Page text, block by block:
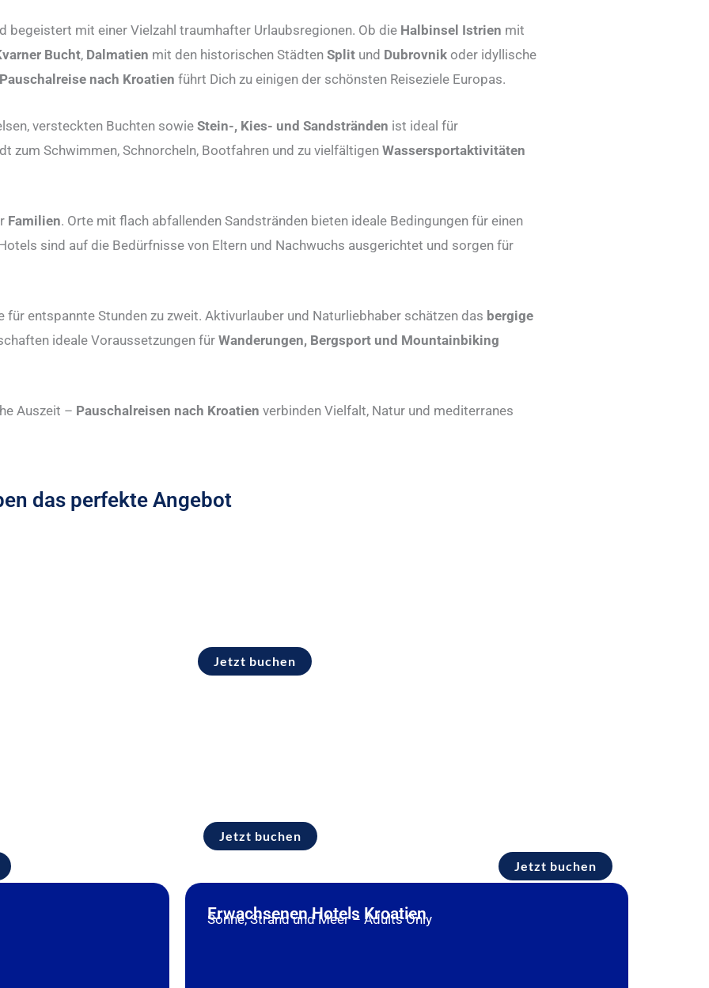
begeistert mit einer Vielzahl traumhafter Urlaubsregionen. Ob die Halbinsel Istrien mit
Bucht, Dalmatien mit den historischen Städten Split und Dubrovnik oder idyllische
Pauschalreise nach Kroatien führt Dich zu einigen der schönsten Reiseziele Europas.
versteckten Buchten sowie Stein-, Kies- und Sandstränden ist ideal für
zum Schwimmen, Schnorcheln, Bootfahren und zu vielfältigenWassersportaktivitäten
Familien. Orte mit flach abfallenden Sandstränden bieten ideale Bedingungen für einen
sind auf die Bedürfnisse von Eltern und Nachwuchs ausgerichtet und sorgen für
entspannte Stunden zu zweit. Aktivurlauber und Naturliebhaber schätzen das bergige
ideale Voraussetzungen für Wanderungen, Bergsport und Mountainbiking
Auszeit – Pauschalreisen nach Kroatien verbinden Vielfalt, Natur und mediterranes
das perfekte Angebot
Jetzt buchen
Jetzt buchen
Jetzt buchen
Erwachsenen Hotels Kroatien
Sonne, Strand und Meer – Adults Only